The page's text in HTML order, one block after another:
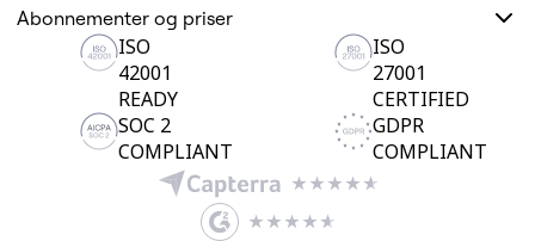
Abonnementer og priser
ISO
42001
READY
ISO
27001
CERTIFIED
SOC 2
COMPLIANT
GDPR
COMPLIANT